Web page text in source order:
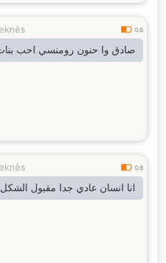
0.6
صادق وا حنون رومنسي احب بنات
0.6
انا انسان عادي جدا مقبول الشكل